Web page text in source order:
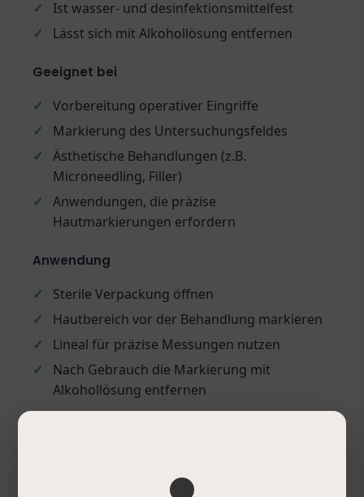
✓
Ist wasser- und desinfektionsmittelfest
✓
Lässt sich mit Alkohollösung entfernen
Geeignet bei
✓
Vorbereitung operativer Eingriffe
✓
Markierung des Untersuchungsfeldes
✓
Ästhetische Behandlungen (z.B.
Microneedling, Filler)
✓
Anwendungen, die präzise
Hautmarkierungen erfordern
Anwendung
✓
Sterile Verpackung öffnen
✓
Hautbereich vor der Behandlung markieren
✓
Lineal für präzise Messungen nutzen
✓
Nach Gebrauch die Markierung mit
Alkohollösung entfernen